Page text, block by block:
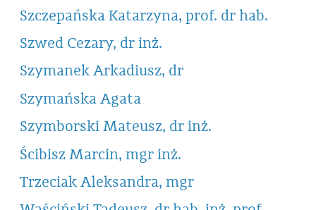
Szczepańska Katarzyna, prof. dr hab.
Szwed Cezary, dr inż.
Szymanek Arkadiusz, dr
Szymańska Agata
Szymborski Mateusz, dr inż.
Ścibisz Marcin, mgr inż.
Trzeciak Aleksandra, mgr